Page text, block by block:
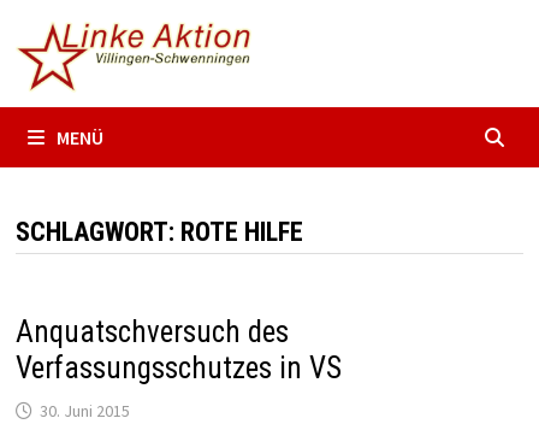
Inhalt
springen
MENÜ
SCHLAGWORT: ROTE HILFE
Anquatschversuch des
Verfassungsschutzes in VS
30. Juni 2015